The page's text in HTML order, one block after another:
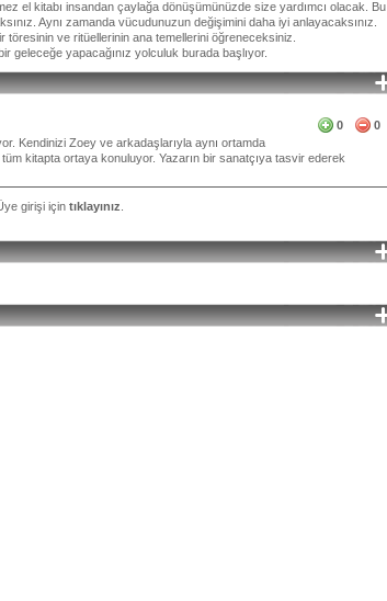
el kitabı insandan çaylağa dönüşümünüzde size yardımcı olacak. Bu
Aynı zamanda vücudunuzun değişimini daha iyi anlayacaksınız.
ve ritüellerinin ana temellerini öğreneceksiniz.
geleceğe yapacağınız yolculuk burada başlıyor.
0 0
Kendinizi Zoey ve arkadaşlarıyla aynı ortamda
kitapta ortaya konuluyor. Yazarın bir sanatçıya tasvir ederek
girişi için tıklayınız